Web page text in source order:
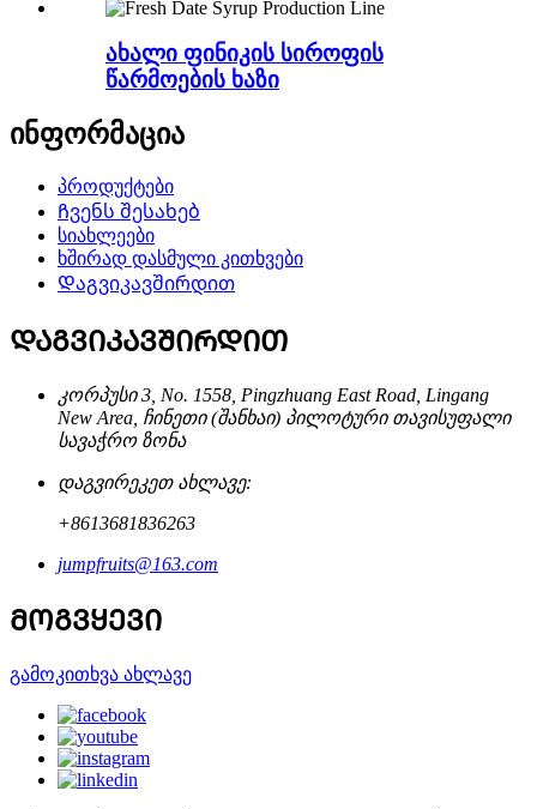
ახალი ფინიკის სიროფის
წარმოების ხაზი
ინფორმაცია
პროდუქტები
Ჩვენს შესახებ
სიახლეები
ხშირად დასმული კითხვები
Დაგვიკავშირდით
ᲓᲐᲒᲕᲘᲙᲐᲕᲨᲘᲠᲓᲘᲗ
კორპუსი 3, No. 1558, Pingzhuang East Road, Lingang
New Area, ჩინეთი (შანხაი) პილოტური თავისუფალი
სავაჭრო ზონა
დაგვირეკეთ ახლავე:
+8613681836263
jumpfruits@163.com
ᲛᲝᲒᲕᲧᲔᲕᲘ
გამოკითხვა ახლავე